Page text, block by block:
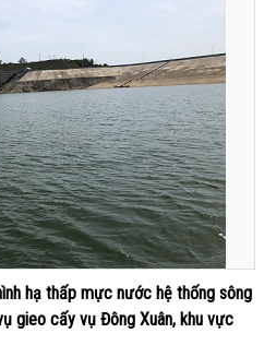
hạ thấp mực nước hệ thống sông
gieo cấy vụ Đông Xuân, khu vực